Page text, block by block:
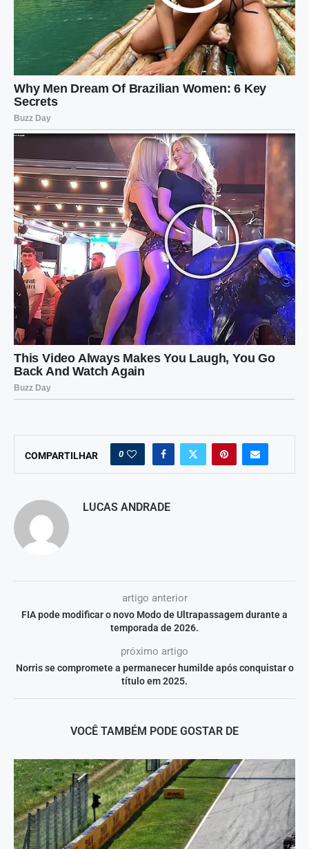
COMPARTILHAR 0
LUCAS ANDRADE
artigo anterior
FIA pode modificar o novo Modo de Ultrapassagem durante a
temporada de 2026.
próximo artigo
Norris se compromete a permanecer humilde após conquistar o
título em 2025.
VOCÊ TAMBÉM PODE GOSTAR DE